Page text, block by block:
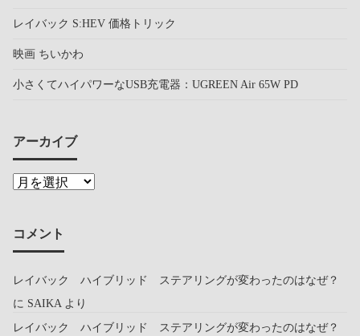
レイバック S:HEV 価格トリック
映画 ちいかわ
小さくてハイパワーなUSB充電器：UGREEN Air 65W PD
アーカイブ
コメント
レイバック ハイブリッド ステアリングが変わったのはなぜ？
に SAIKA より
レイバック ハイブリッド ステアリングが変わったのはなぜ？